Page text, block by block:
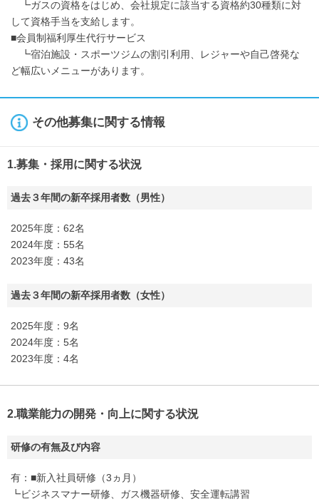
┗ガスの資格をはじめ、会社規定に該当する資格約30種類に対
して資格手当を支給します。
■会員制福利厚生代行サービス
┗宿泊施設・スポーツジムの割引利用、レジャーや自己啓発な
ど幅広いメニューがあります。
その他募集に関する情報
1.募集・採用に関する状況
過去３年間の新卒採用者数（男性）
2025年度：62名
2024年度：55名
2023年度：43名
過去３年間の新卒採用者数（女性）
2025年度：9名
2024年度：5名
2023年度：4名
2.職業能力の開発・向上に関する状況
研修の有無及び内容
有：■新入社員研修（3ヵ月）
┗ビジネスマナー研修、ガス機器研修、安全運転講習